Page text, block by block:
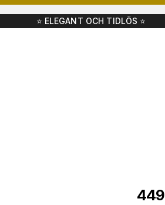
⭐️ ELEGANT OCH TIDLÖS ⭐️
449